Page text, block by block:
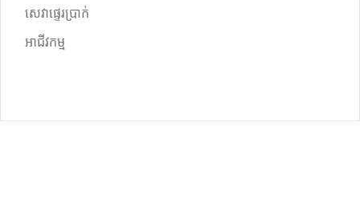
សេវាផ្ទេរប្រាក់
អាជីវកម្ម